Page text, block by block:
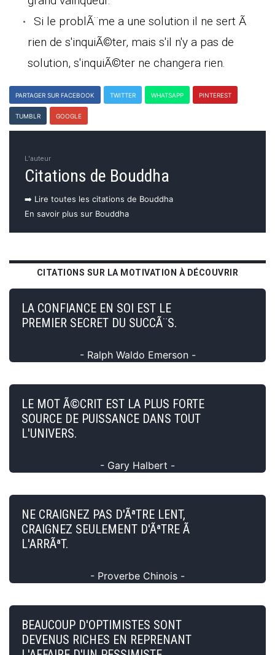
Si le problÃ¨me a une solution il ne sert Ã
rien de s'inquiÃ©ter, mais s'il n'y a pas de
solution, s'inquiÃ©ter ne changera rien.
PARTAGER SUR FACEBOOK TWITTER WHATSAPP PINTEREST
TUMBLR GOOGLE
L'auteur
Citations de Bouddha
➡️ Lire toutes les citations de Bouddha
En savoir plus sur Bouddha
CITATIONS SUR LA MOTIVATION À DÉCOUVRIR
LA CONFIANCE EN SOI EST LE
PREMIER SECRET DU SUCCÃ¨S.
- Ralph Waldo Emerson -
LE MOT Ã©CRIT EST LA PLUS FORTE
SOURCE DE PUISSANCE DANS TOUT
L'UNIVERS.
- Gary Halbert -
NE CRAIGNEZ PAS D'ÃªTRE LENT,
CRAIGNEZ SEULEMENT D'ÃªTRE Ã
L'ARRÃªT.
- Proverbe Chinois -
BEAUCOUP D'OPTIMISTES SONT
DEVENUS RICHES EN REPRENANT